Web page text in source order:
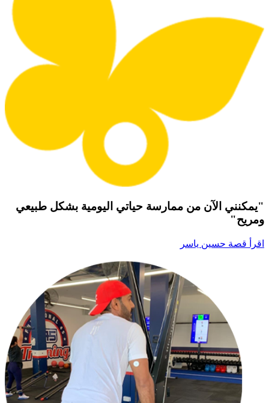
"يمكنني الآن من ممارسة حياتي اليومية بشكل طبيعي
ومريح"
اقرأ قصة حسين ياسر